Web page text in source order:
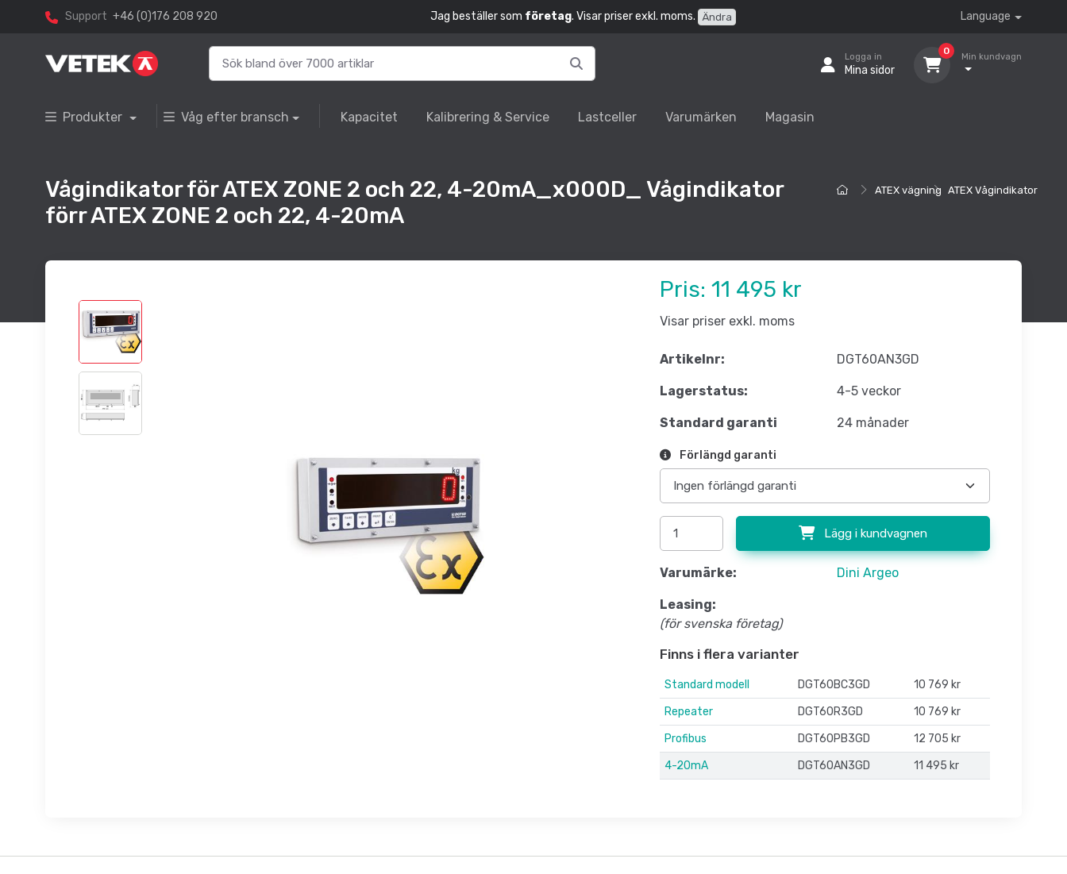
Support +46 (0)176 208 920 Jag beställer som företag. Visar priser exkl. moms. Ändra Language
Logga in
Mina sidor
0
Min kundvagn
Produkter Våg efter bransch Kapacitet Kalibrering & Service Lastceller Varumärken Magasin
ATEX vägning ATEX Vågindikator
Vågindikator för ATEX ZONE 2 och 22, 4-20mA_x000D_ Vågindikator
förr ATEX ZONE 2 och 22, 4-20mA
Pris: 11 495 kr
Visar priser exkl. moms
Artikelnr: DGT60AN3GD
Lagerstatus: 4-5 veckor
Standard garanti 24 månader
Förlängd garanti
Lägg i kundvagnen
Varumärke: Dini Argeo
Leasing:
(för svenska företag)
Finns i flera varianter
Standard modell DGT60BC3GD
10 769 kr
Repeater
DGT60R3GD
10 769 kr
Profibus
DGT60PB3GD
12 705 kr
4-20mA
DGT60AN3GD 11 495 kr